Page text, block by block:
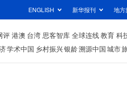
ENGLISH 新华报刊 地方
评 港澳 台湾 思客智库 全球连线教育 科
学术中国 乡村振兴银龄溯源中国城市